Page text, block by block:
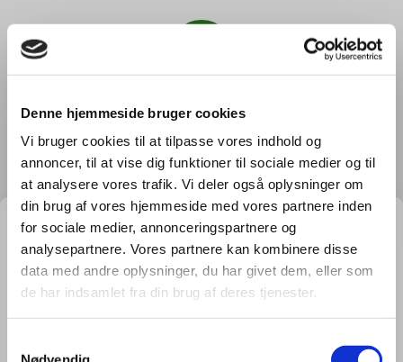
Denne hjemmeside bruger cookies
Vi bruger cookies til at tilpasse vores indhold og
annoncer, til at vise dig funktioner til sociale medier og til
at analysere vores trafik. Vi deler også oplysninger om
din brug af vores hjemmeside med vores partnere inden
for sociale medier, annonceringspartnere og
analysepartnere. Vores partnere kan kombinere disse
data med andre oplysninger, du har givet dem, eller som
de har indsamlet fra din brug af deres tjenester.
Arbejdet udføres
Du kan slappe af, mens din
havemand ordner din have. Du
behøver ikke engang være
hjemme.
4
GRATIS PRISESTIMAT
Hvad koster detegentligat få
hjælp i haven?
Få vores prisguide med faste timepriser, eksempler